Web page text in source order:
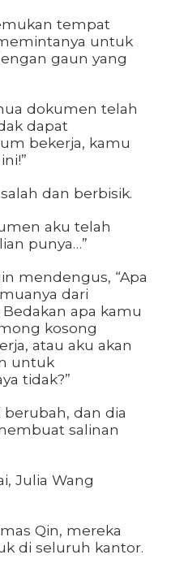
tempat
untuk
gaun yang
dokumen telah
dapat
bekerja, kamu
dan berbisik.
aku telah
punya…”
mendengus, “Apa
dari
apa kamu
kosong
atau aku akan
untuk
tidak?”
berubah, dan dia
salinan
Julia Wang
Qin, mereka
di seluruh kantor.